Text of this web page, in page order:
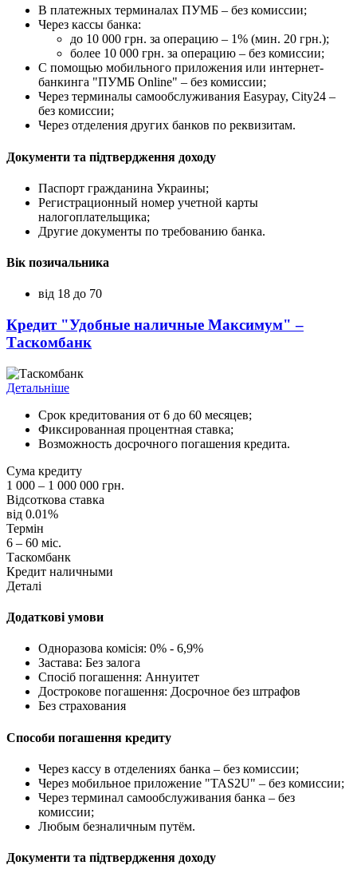
В платежных терминалах ПУМБ – без комиссии;
Через кассы банка:
до 10 000 грн. за операцию – 1% (мин. 20 грн.);
более 10 000 грн. за операцию – без комиссии;
С помощью мобильного приложения или интернет-
банкинга "ПУМБ Online" – без комиссии;
Через терминалы самообслуживания Easypay, City24 –
без комиссии;
Через отделения других банков по реквизитам.
Документи та підтвердження доходу
Паспорт гражданина Украины;
Регистрационный номер учетной карты
налогоплательщика;
Другие документы по требованию банка.
Вік позичальника
від 18 до 70
Кредит "Удобные наличные Максимум" –
Таскомбанк
Детальніше
Срок кредитования от 6 до 60 месяцев;
Фиксированная процентная ставка;
Возможность досрочного погашения кредита.
Сума кредиту
1 000 – 1 000 000 грн.
Відсоткова ставка
від 0.01%
Термін
6 – 60 міс.
Таскомбанк
Кредит наличными
Деталі
Додаткові умови
Одноразова комісія: 0% - 6,9%
Застава: Без залога
Спосіб погашення: Aннуитет
Дострокове погашення: Досрочное без штрафов
Без страхования
Способи погашення кредиту
Через кассу в отделениях банка – без комиссии;
Через мобильное приложение "TAS2U" – без комиссии;
Через терминал самообслуживания банка – без
комиссии;
Любым безналичным путём.
Документи та підтвердження доходу